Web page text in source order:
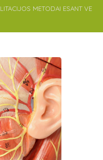
METODAI ESANT